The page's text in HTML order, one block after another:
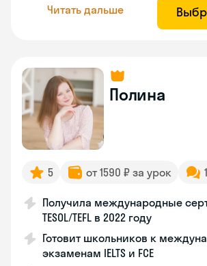
Читать дальше
Полина
5 от 1590 ₽ за урок
Получила международные
TESOL/TEFL в 2022 году
Готовит школьников к
экзаменам IELTS и FCE